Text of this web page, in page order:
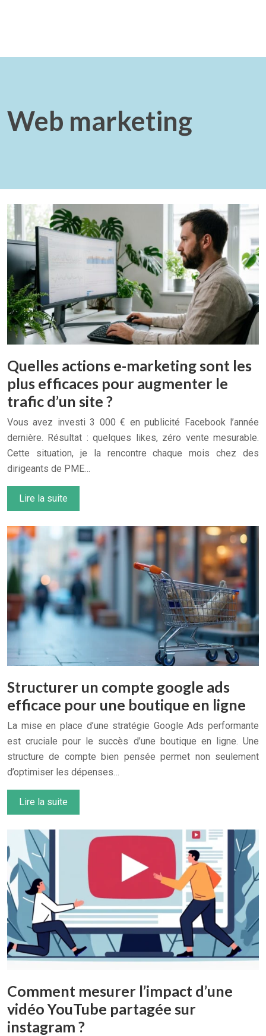
Web marketing
Quelles actions e-marketing sont les
plus efficaces pour augmenter le
trafic d’un site ?
Vous avez investi 3 000 € en publicité Facebook l’année
dernière. Résultat : quelques likes, zéro vente mesurable.
Cette situation, je la rencontre chaque mois chez des
dirigeants de PME…
Lire la suite
Structurer un compte google ads
efficace pour une boutique en ligne
La mise en place d’une stratégie Google Ads performante
est cruciale pour le succès d’une boutique en ligne. Une
structure de compte bien pensée permet non seulement
d’optimiser les dépenses…
Lire la suite
Comment mesurer l’impact d’une
vidéo YouTube partagée sur
instagram ?